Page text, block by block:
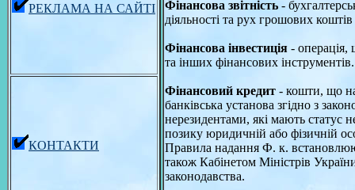
РЕКЛАМА НА САЙТІ
КОНТАКТИ
Фінансова звітність -
діяльності та рух грошових
Фінансова інвестиція - операція,
та інших фінансових
Фінансовий кредит - кошти, що
банківська установа згідно з
нерезидентами, які мають статус
позику юридичній або фізичній
Правила надання Ф. к.
також Кабінетом Міністрів
законодавства.